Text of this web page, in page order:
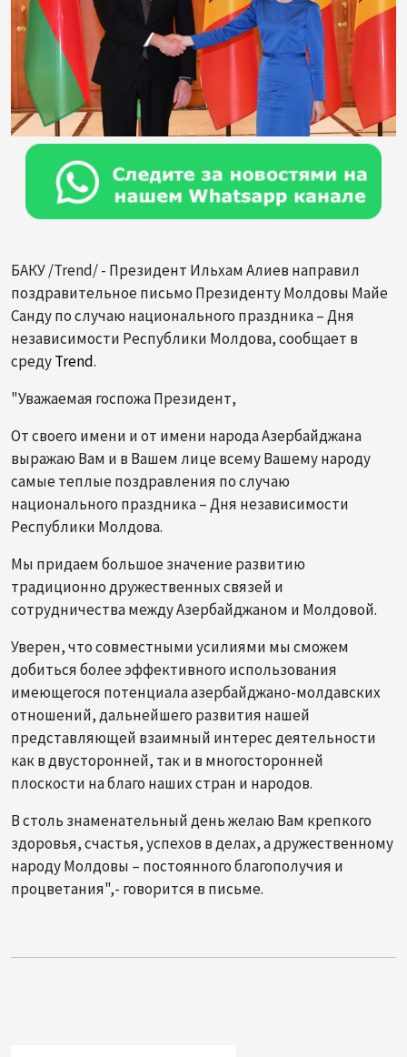
БАКУ /Trend/ - Президент Ильхам Алиев направил
поздравительное письмо Президенту Молдовы Майе
Санду по случаю национального праздника – Дня
независимости Республики Молдова, сообщает в
средуTrend.
"Уважаемая госпожа Президент,
От своего имени и от имени народа Азербайджана
выражаю Вам и в Вашем лице всему Вашему народу
самые теплые поздравления по случаю
национального праздника – Дня независимости
Республики Молдова.
Мы придаем большое значение развитию
традиционно дружественных связей и
сотрудничества между Азербайджаном и Молдовой.
Уверен, что совместными усилиями мы сможем
добиться более эффективного использования
имеющегося потенциала азербайджано-молдавских
отношений, дальнейшего развития нашей
представляющей взаимный интерес деятельности
как в двусторонней, так и в многосторонней
плоскости на благо наших стран и народов.
В столь знаменательный день желаю Вам крепкого
здоровья, счастья, успехов в делах, а дружественному
народу Молдовы – постоянного благополучия и
процветания",- говорится в письме.